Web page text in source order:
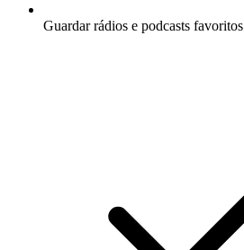
Guardar rádios e podcasts favoritos